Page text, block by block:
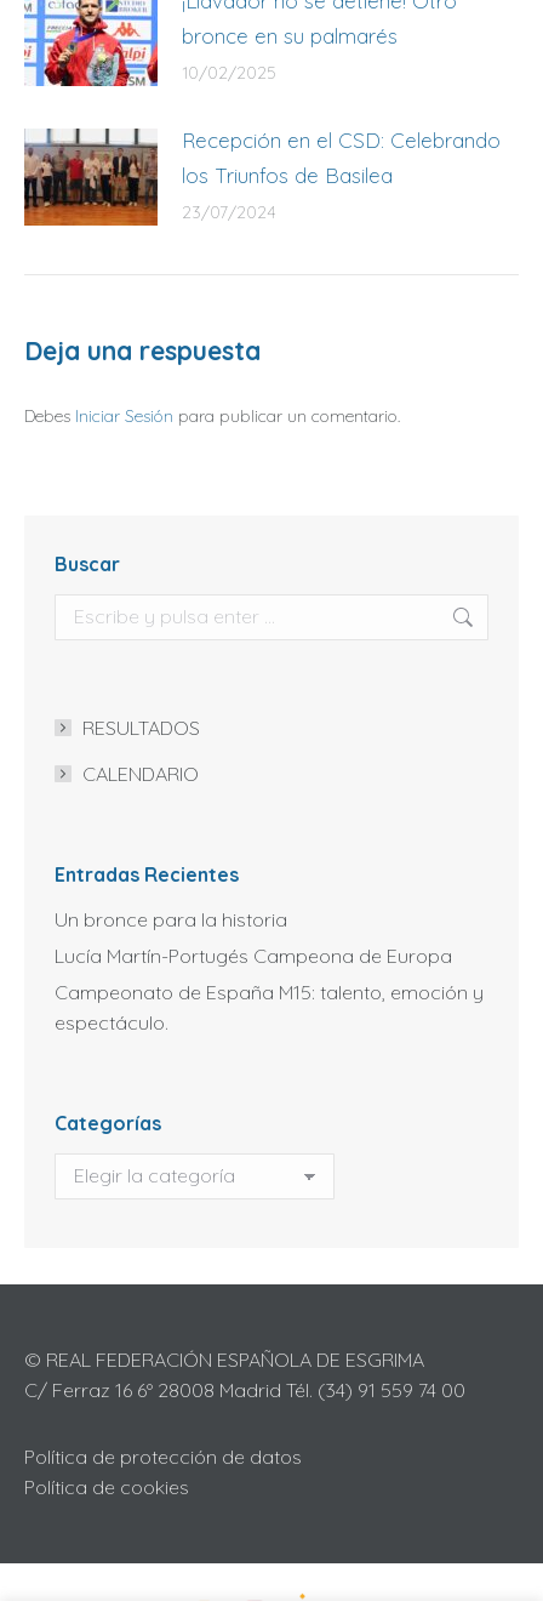
bronce en su palmarés
10/02/2025
Recepción en el CSD: Celebrando
los Triunfos de Basilea
23/07/2024
Deja una respuesta
Debes Iniciar Sesión para publicar un comentario.
Buscar
Buscar:
RESULTADOS
CALENDARIO
Entradas Recientes
Un bronce para la historia
Lucía Martín-Portugés Campeona de Europa
Campeonato de España M15: talento, emoción y
espectáculo.
Categorías
Categorías
© REAL FEDERACIÓN ESPAÑOLA DE ESGRIMA
C/ Ferraz 16 6º 28008 Madrid Tél. (34) 91 559 74 00
Política de protección de datos
Política de cookies